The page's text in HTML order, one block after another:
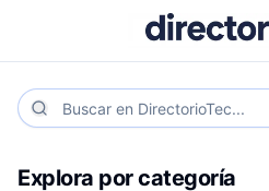
Explora por categoría